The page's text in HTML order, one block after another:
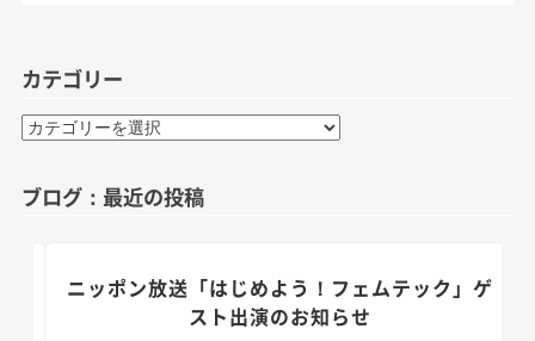
カテゴリー
カ
テ
リ
ブログ：最近の投稿
ニッポン放送「はじめよう！フェムテック」ゲ
スト出演のお知らせ